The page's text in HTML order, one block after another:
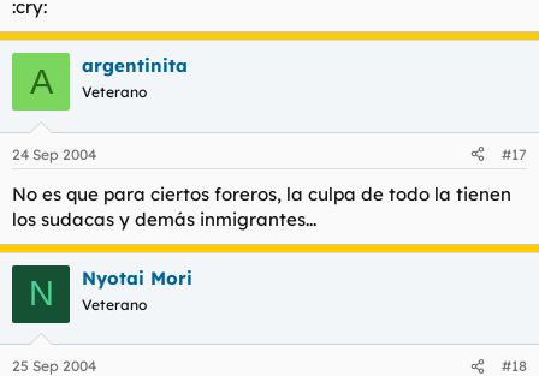
:cry:
A argentinita
Veterano
24 Sep 2004 #17
No es que para ciertos foreros, la culpa de todo la tienen
los sudacas y demás inmigrantes...
N Nyotai Mori
Veterano
25 Sep 2004 #18